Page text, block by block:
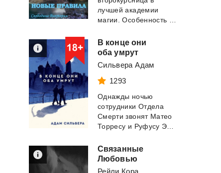
лучшей академии
В конце они
оба умрут
Сильвера Адам
1293
Однажды ночью
сотрудники Отдела
Смерти звонят Матео
Связанные
Любовью
Рейли Кора